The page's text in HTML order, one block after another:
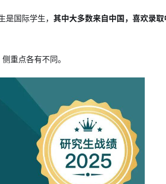
国际学生， 其中大多数来自中国，喜欢录取
重点各有不同。